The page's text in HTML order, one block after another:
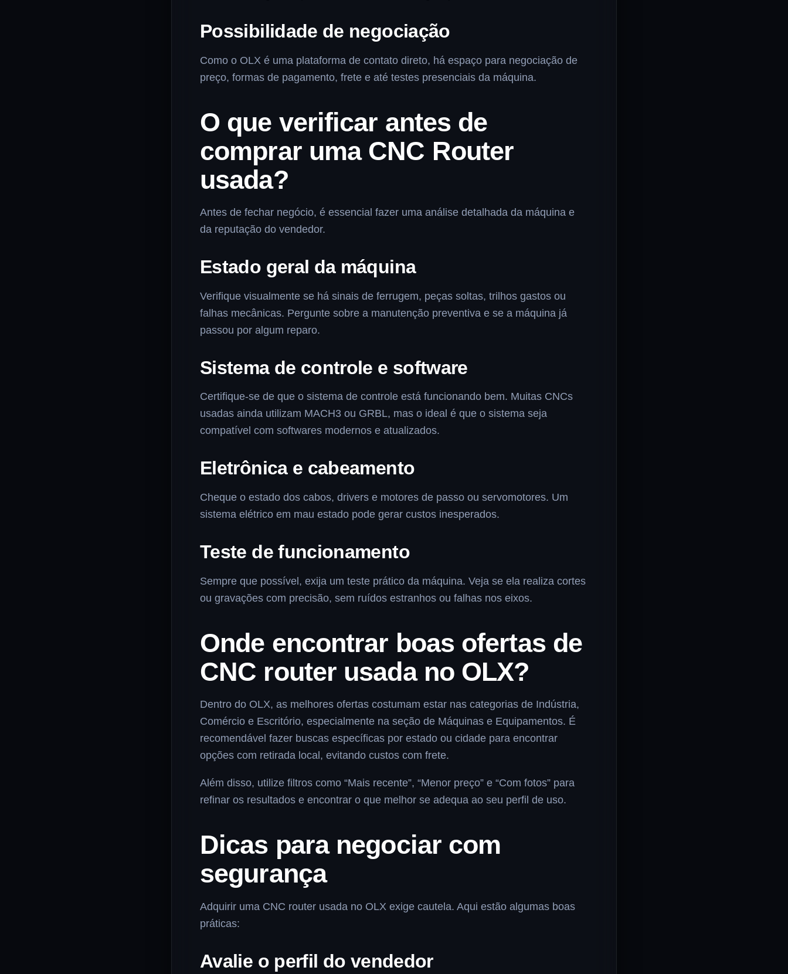
Possibilidade de negociação
Como o OLX é uma plataforma de contato direto, há espaço para negociação de
preço, formas de pagamento, frete e até testes presenciais da máquina.
O que verificar antes de
comprar uma CNC Router
usada?
Antes de fechar negócio, é essencial fazer uma análise detalhada da máquina e
da reputação do vendedor.
Estado geral da máquina
Verifique visualmente se há sinais de ferrugem, peças soltas, trilhos gastos ou
falhas mecânicas. Pergunte sobre a manutenção preventiva e se a máquina já
passou por algum reparo.
Sistema de controle e software
Certifique-se de que o sistema de controle está funcionando bem. Muitas CNCs
usadas ainda utilizam MACH3 ou GRBL, mas o ideal é que o sistema seja
compatível com softwares modernos e atualizados.
Eletrônica e cabeamento
Cheque o estado dos cabos, drivers e motores de passo ou servomotores. Um
sistema elétrico em mau estado pode gerar custos inesperados.
Teste de funcionamento
Sempre que possível, exija um teste prático da máquina. Veja se ela realiza cortes
ou gravações com precisão, sem ruídos estranhos ou falhas nos eixos.
Onde encontrar boas ofertas de
CNC router usada no OLX?
Dentro do OLX, as melhores ofertas costumam estar nas categorias de Indústria,
Comércio e Escritório, especialmente na seção de Máquinas e Equipamentos. É
recomendável fazer buscas específicas por estado ou cidade para encontrar
opções com retirada local, evitando custos com frete.
Além disso, utilize filtros como “Mais recente”, “Menor preço” e “Com fotos” para
refinar os resultados e encontrar o que melhor se adequa ao seu perfil de uso.
Dicas para negociar com
segurança
Adquirir uma CNC router usada no OLX exige cautela. Aqui estão algumas boas
práticas:
Avalie o perfil do vendedor